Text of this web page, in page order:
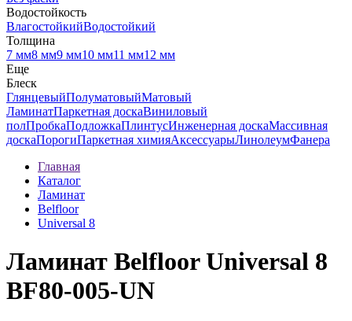
Водостойкость
ВлагостойкийВодостойкий
Толщина
7 мм8 мм9 мм10 мм11 мм12 мм
Еще
Блеск
ГлянцевыйПолуматовыйМатовый
ЛаминатПаркетная доскаВиниловый
полПробкаПодложкаПлинтусИнженерная доскаМассивная
доскаПорогиПаркетная химияАксессуарыЛинолеумФанера
Главная
Каталог
Ламинат
Belfloor
Universal 8
Ламинат Belfloor Universal 8
BF80-005-UN